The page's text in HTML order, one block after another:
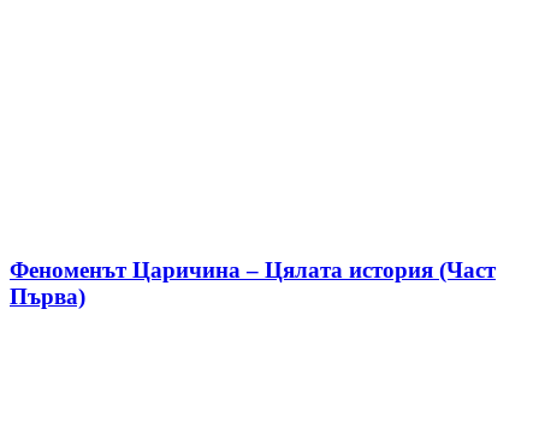
Феноменът Царичина – Цялата история (Част
Първа)